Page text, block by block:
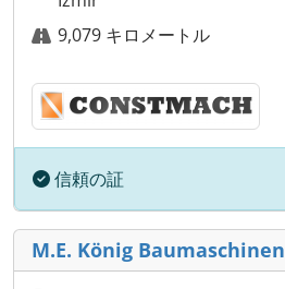
9,079 キロメートル
信頼の証
M.E. König Baumaschinen